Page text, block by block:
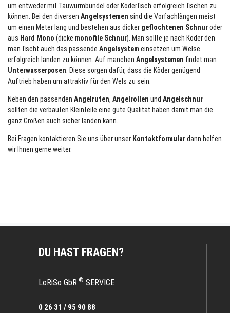
um entweder mit Tauwurmbündel oder Köderfisch erfolgreich fischen zu
können. Bei den diversen Angelsystemen sind die Vorfachlängen meist
um einen Meter lang und bestehen aus dicker geflochtenen Schnuroder
aus Hard Mono (dicke monofile Schnur). Man sollte je nach Köder den
man fischt auch das passende Angelsystem einsetzen um Welse
erfolgreich landen zu können. Auf manchen Angelsystemen findet man
Unterwasserposen . Diese sorgen dafür, dass die Köder genügend
Auftrieb haben um attraktiv für den Wels zu sein.
Neben den passenden Angelruten, Angelrollen und Angelschnur
sollten die verbauten Kleinteile eine gute Qualität haben damit man die
ganz Großen auch sicher landen kann.
Bei Fragen kontaktieren Sie uns über unser Kontaktformulardann helfen
wir Ihnen gerne weiter.
DU HAST FRAGEN?
LoRiSo GbR.® SERVICE
0 26 31 / 95 90 88